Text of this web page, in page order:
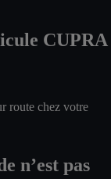
CUPRA
route chez votre
n’est pas